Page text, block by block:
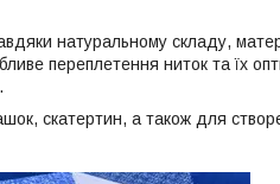
натуральному складу,
переплетення ниток та їх
скатертин, а також для